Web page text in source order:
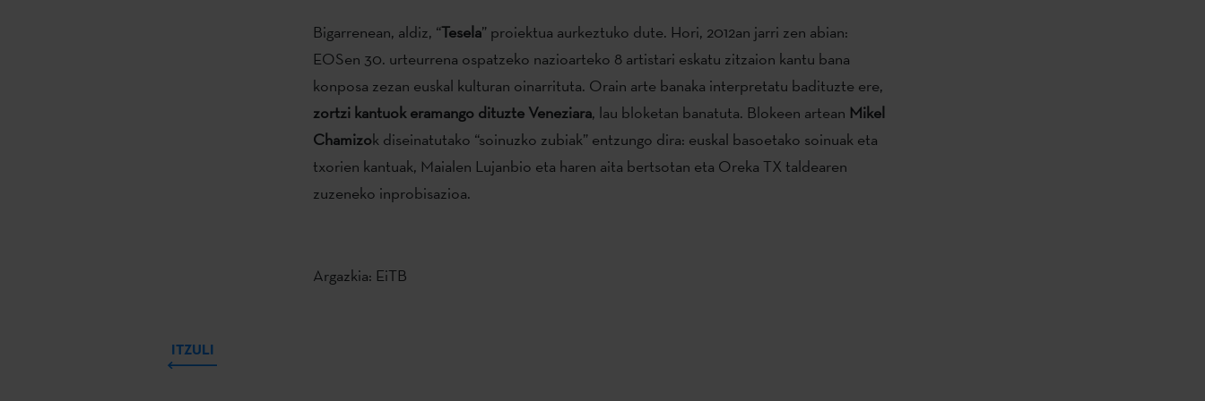
Bigarrenean, aldiz, “Tesela” proiektua aurkeztuko dute. Hori, 2012an jarri zen abian:
EOSen 30. urteurrena ospatzeko nazioarteko 8 artistari eskatu zitzaion kantu bana
konposa zezan euskal kulturan oinarrituta. Orain arte banaka interpretatu badituzte ere,
zortzi kantuok eramango dituzte Veneziara, lau bloketan banatuta. Blokeen artean Mikel
Chamizok diseinatutako “soinuzko zubiak” entzungo dira: euskal basoetako soinuak eta
txorien kantuak, Maialen Lujanbio eta haren aita bertsotan eta Oreka TX taldearen
zuzeneko inprobisazioa.
Argazkia: EiTB
ITZULI